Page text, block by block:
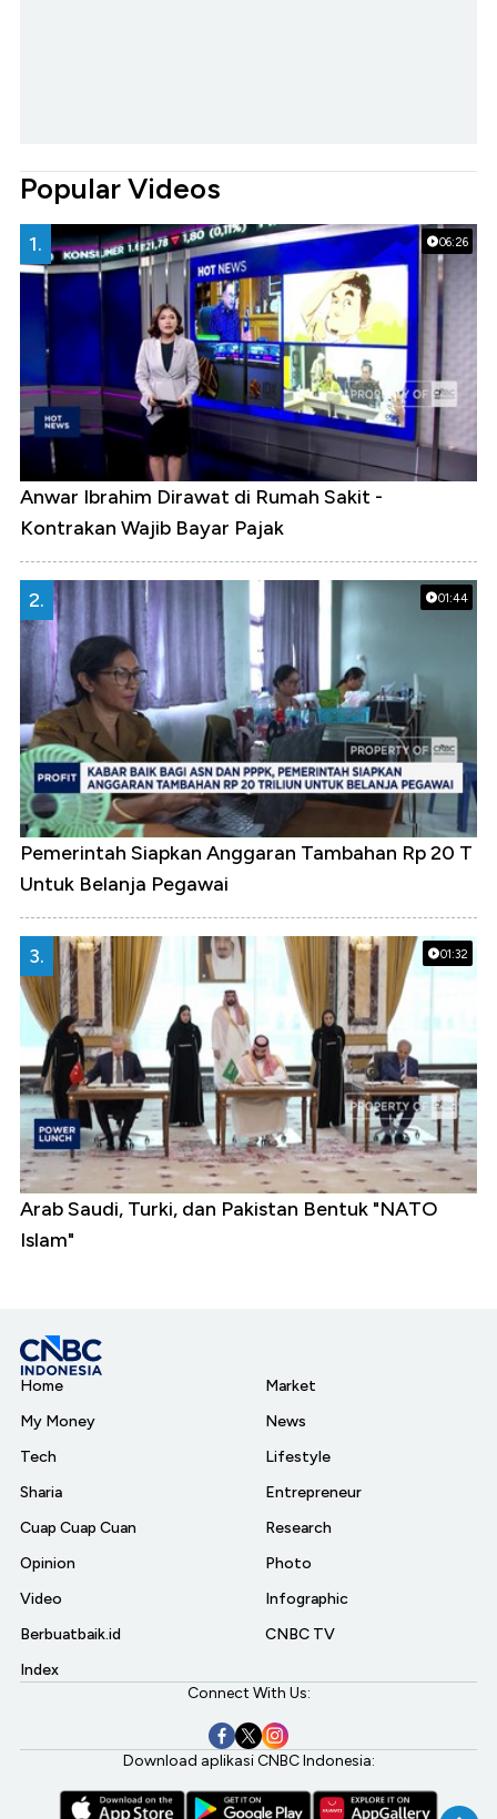
Popular Videos
06:26
1.
Anwar Ibrahim Dirawat di Rumah Sakit -
Kontrakan Wajib Bayar Pajak
01:44
2.
Pemerintah Siapkan Anggaran Tambahan Rp 20 T
Untuk Belanja Pegawai
01:32
3.
Arab Saudi, Turki, dan Pakistan Bentuk "NATO
Islam"
Home
My Money
Tech
Sharia
Cuap Cuap Cuan
Opinion
Video
Berbuatbaik.id
Index
Market
News
Lifestyle
Entrepreneur
Research
Photo
Infographic
CNBC TV
Connect With Us:
Download aplikasi CNBC Indonesia: